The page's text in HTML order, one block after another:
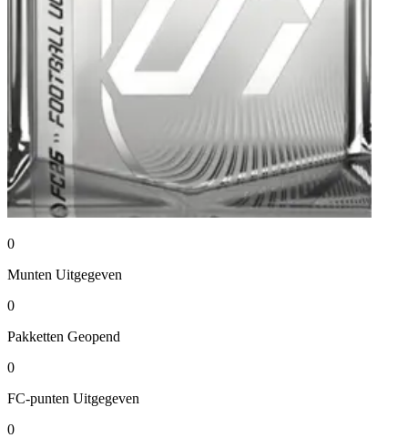
0
Munten Uitgegeven
0
Pakketten Geopend
0
FC-punten Uitgegeven
0